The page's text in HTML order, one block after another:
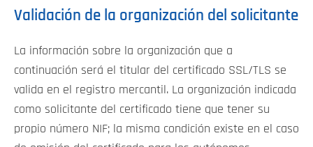
Validación de la organización del solicitante
La información sobre la organización que a
continuación será el titular del certificado SSL/TLS se
valida en el registro mercantil. La organización indicada
como solicitante del certificado tiene que tener su
propio número NIF; la misma condición existe en el caso